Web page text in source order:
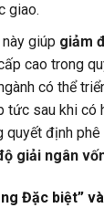
giao.
giúp giảm
cao trong
có thể
tức sau khi có
định
giải ngân
Đặc biệt”